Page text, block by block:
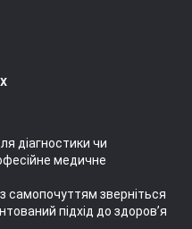
діагностики чи
медичне
самопочуттям зверніться
підхід до здоров’я